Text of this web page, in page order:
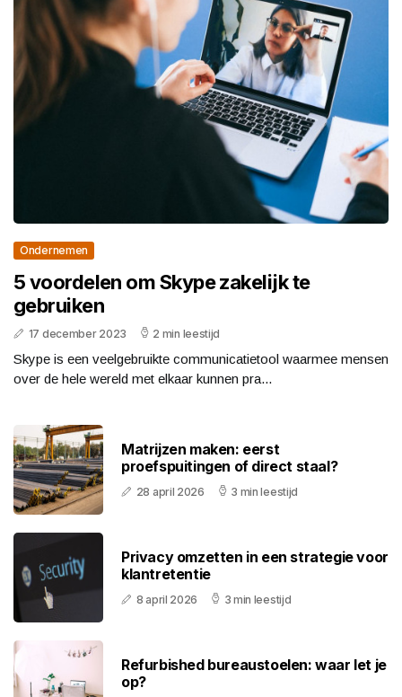
Ondernemen
5 voordelen om Skype zakelijk te
gebruiken
17 december 2023 2 min leestijd
Skype is een veelgebruikte communicatietool waarmee mensen
over de hele wereld met elkaar kunnen pra...
Matrijzen maken: eerst
proefspuitingen of direct staal?
28 april 2026 3 min leestijd
Privacy omzetten in een strategie voor
klantretentie
8 april 2026 3 min leestijd
Refurbished bureaustoelen: waar let je
op?